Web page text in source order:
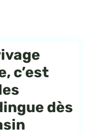
c’est
dès